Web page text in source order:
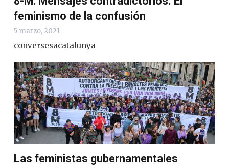
feminismo de la confusión
5 marzo, 2021
conversesacatalunya
Las feministas gubernamentales